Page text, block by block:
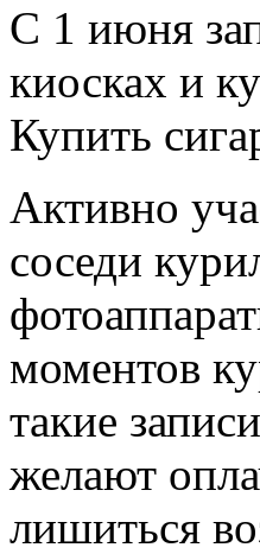
С 1 июня
киосках и
Купить
Активно
соседи
моментов
такие
желают
лишиться